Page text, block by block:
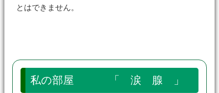
とはできません。
私の部屋 「 涙 腺 」